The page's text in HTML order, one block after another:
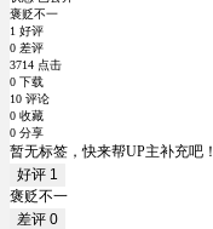
褒贬不一
1 好评
0 差评
3714 点击
0 下载
10 评论
0 收藏
0 分享
暂无标签，快来帮UP主补充吧！
好评 1
褒贬不一
差评 0